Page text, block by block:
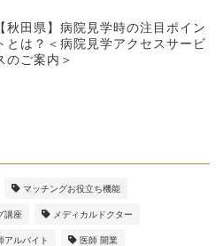
【秋田県】病院見学時の注目ポイン
とは？＜病院見学アクセスサービ
のご案内＞
マッチングお役立ち機能
講座 メディカルドクター
アルバイト 医師 開業